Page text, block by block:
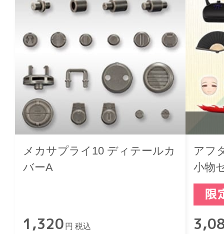
メカサプライ10 ディテールカ
バーA
1,320 円 税込
アフ
小物